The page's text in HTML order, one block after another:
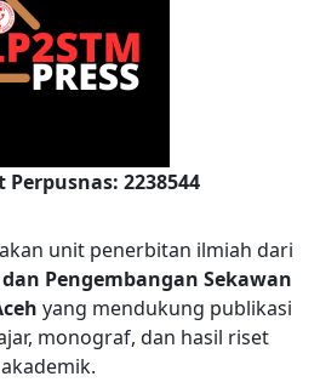
Perpusnas: 2238544
unit penerbitan ilmiah dari
Pengembangan Sekawan
yang mendukung publikasi
monograf, dan hasil riset
akademik.